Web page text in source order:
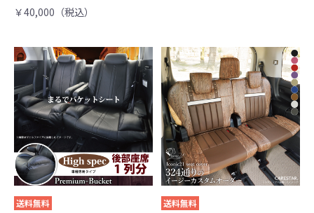
￥40,000（税込）
送料無料 送料無料